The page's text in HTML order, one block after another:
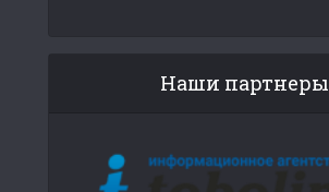
Наши партнеры